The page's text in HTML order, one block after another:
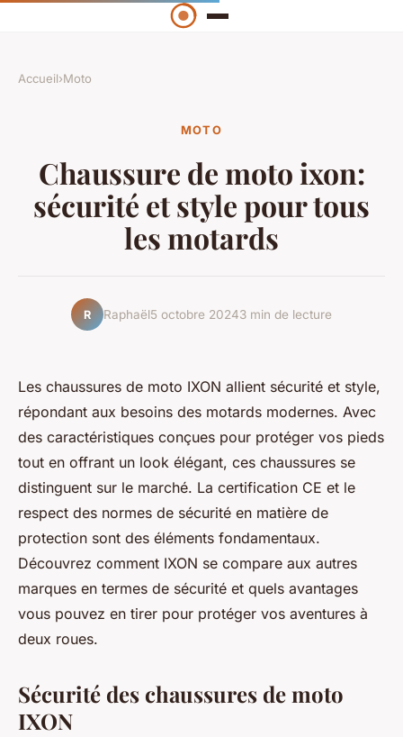
Accueil›Moto
MOTO
Chaussure de moto ixon:
sécurité et style pour tous
les motards
R Raphaël5 octobre 20243 min de lecture
Les chaussures de moto IXON allient sécurité et style,
répondant aux besoins des motards modernes. Avec
des caractéristiques conçues pour protéger vos pieds
tout en offrant un look élégant, ces chaussures se
distinguent sur le marché. La certification CE et le
respect des normes de sécurité en matière de
protection sont des éléments fondamentaux.
Découvrez comment IXON se compare aux autres
marques en termes de sécurité et quels avantages
vous pouvez en tirer pour protéger vos aventures à
deux roues.
Sécurité des chaussures de moto
IXON